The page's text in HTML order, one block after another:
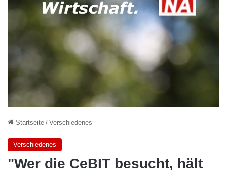
Startseite / Verschiedenes
Verschiedenes
"Wer die CeBIT besucht, hält